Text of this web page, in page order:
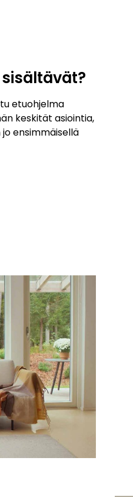
etuohjelma
keskität asiointia,
ensimmäisellä